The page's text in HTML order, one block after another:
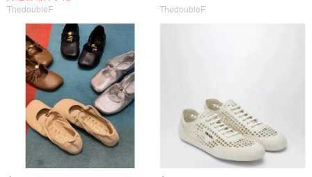
ThedoubleF ThedoubleF